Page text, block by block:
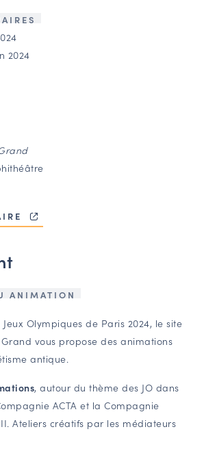
ET DE STAGE
LIGNE
FILTRÉE « ACTEURS »
Patrimoines de la Région Grand Est
2024
ANIMATION
Olympiques de Paris 2024, le site
vous propose des animations
antique.
, autour du thème des JO dans
ACTA et la Compagnie
Ateliers créatifs par les médiateurs